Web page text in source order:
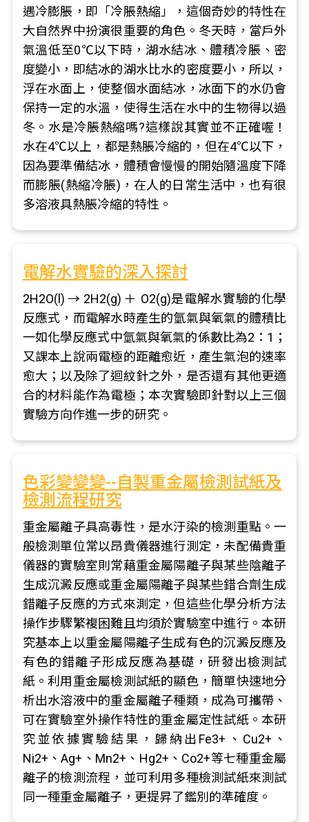
遇冷膨脹，即「冷脹熱縮」，這個奇妙的特性在
大自然界中扮演很重要的角色。冬天時，當戶外
氣溫低至0℃以下時，湖水結冰、體積冷脹、密
度變小，即結冰的湖水比水的密度要小，所以，
浮在水面上，使整個水面結冰，冰面下的水仍會
保持一定的水溫，使得生活在水中的生物得以過
冬。水是冷脹熱縮嗎?這樣說其實並不正確喔！
水在4℃以上，都是熱脹冷縮的，但在4℃以下，
因為要準備結冰，體積會慢慢的開始隨溫度下降
而膨脹(熱縮冷脹)，在人的日常生活中，也有很
多溶液具熱脹冷縮的特性。
電解水實驗的深入探討
2H2O(l) → 2H2(g) ＋ O2(g)是電解水實驗的化學
反應式，而電解水時產生的氫氣與氧氣的體積比
一如化學反應式中氫氣與氧氣的係數比為2：1；
又課本上說兩電極的距離愈近，產生氣泡的速率
愈大；以及除了迴紋針之外，是否還有其他更適
合的材料能作為電極；本次實驗即針對以上三個
實驗方向作進一步的研究。
色彩變變變--自製重金屬檢測試紙及
檢測流程研究
重金屬離子具高毒性，是水汙染的檢測重點。一
般檢測單位常以昂貴儀器進行測定，未配備貴重
儀器的實驗室則常藉重金屬陽離子與某些陰離子
生成沉澱反應或重金屬陽離子與某些錯合劑生成
錯離子反應的方式來測定，但這些化學分析方法
操作步驟繁複困難且均須於實驗室中進行。本研
究基本上以重金屬陽離子生成有色的沉澱反應及
有色的錯離子形成反應為基礎，研發出檢測試
紙。利用重金屬檢測試紙的顯色，簡單快速地分
析出水溶液中的重金屬離子種類，成為可攜帶、
可在實驗室外操作特性的重金屬定性試紙。本研
究並依據實驗結果，歸納出Fe3+、Cu2+、
Ni2+、Ag+、Mn2+、Hg2+、Co2+等七種重金屬
離子的檢測流程，並可利用多種檢測試紙來測試
同一種重金屬離子，更提昇了鑑別的準確度。